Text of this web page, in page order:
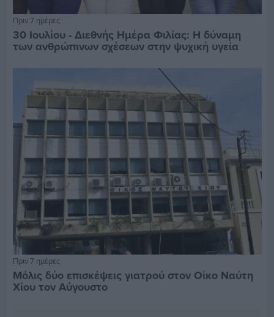
Πριν 7 ημέρες
30 Ιουλίου - Διεθνής Ημέρα Φιλίας: Η δύναμη
των ανθρώπινων σχέσεων στην ψυχική υγεία
Πριν 7 ημέρες
Μόλις δύο επισκέψεις γιατρού στον Οίκο Ναύτη
Χίου τον Αύγουστο